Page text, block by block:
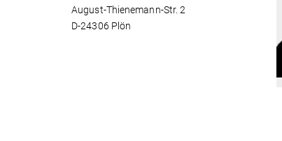
August-Thienemann-Str. 2
D-24306 Plön